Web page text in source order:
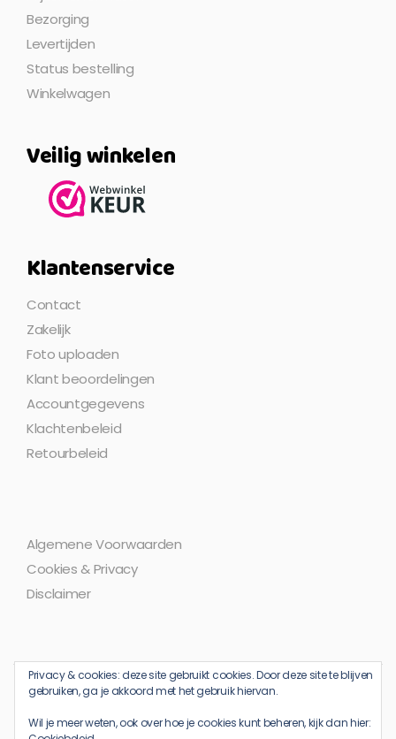
Bezorging
Levertijden
Status bestelling
Winkelwagen
Veilig winkelen
Klantenservice
Contact
Zakelijk
Foto uploaden
Klant beoordelingen
Accountgegevens
Klachtenbeleid
Retourbeleid
Algemene Voorwaarden
Cookies & Privacy
Disclaimer
Privacy & cookies: deze site gebruikt cookies. Door deze site te blijven
gebruiken, ga je akkoord met het gebruik hiervan.
Wil je meer weten, ook over hoe je cookies kunt beheren, kijk dan hier: